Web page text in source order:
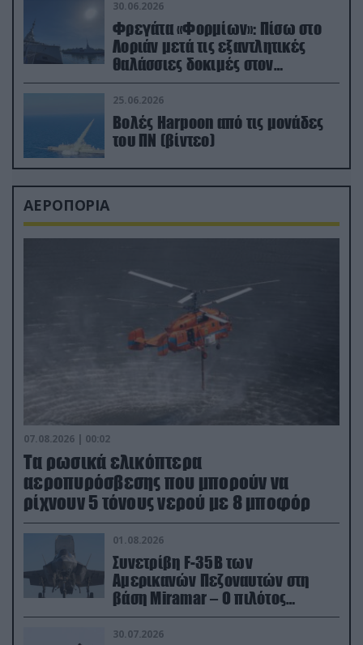
30.06.2026
Φρεγάτα «Φορμίων»: Πίσω στο
Λοριάν μετά τις εξαντλητικές
θαλάσσιες δοκιμές στον
απαιτητικό Βισκαϊκό
25.06.2026
Βολές Harpoon από τις μονάδες
του ΠΝ (βίντεο)
ΑΕΡΟΠΟΡΙΑ
07.08.2026 | 00:02
Τα ρωσικά ελικόπτερα
αεροπυρόσβεσης που μπορούν να
ρίχνουν 5 τόνους νερού με 8 μποφόρ
01.08.2026
Συνετρίβη F-35B των
Αμερικανών Πεζοναυτών στη
βάση Miramar – Ο πιλότος
εκτινάχθηκε εγκαίρως
30.07.2026